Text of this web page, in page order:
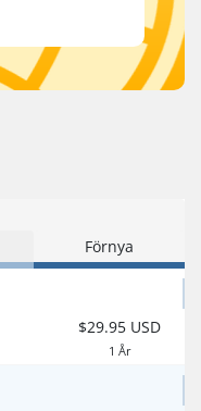
Förnya
$29.95 USD
1 År